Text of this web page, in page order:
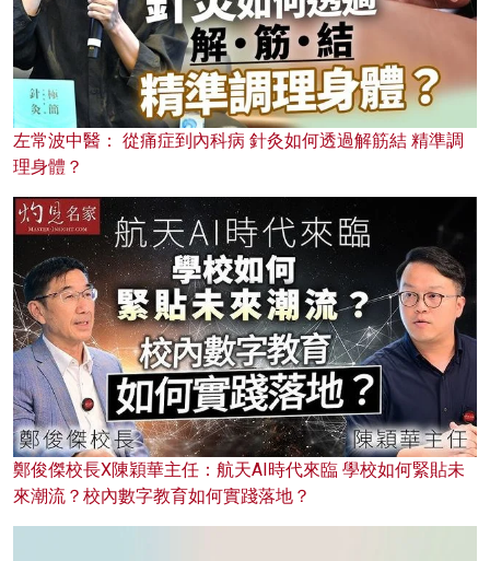
左常波中醫： 從痛症到內科病 針灸如何透過解筋結 精準調
理身體？
鄭俊傑校長X陳穎華主任：航天AI時代來臨 學校如何緊貼未
來潮流？校內數字教育如何實踐落地？